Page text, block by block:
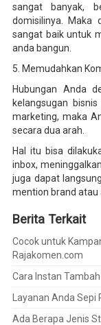
sangat banyak,
domisilinya. Maka
sangat baik untuk
anda bangun.
5. Memudahkan
Hubungan Anda
kelangsugan
marketing, maka
secara dua arah.
Hal itu bisa
inbox,
juga dapat
mention brand atau
Berita Terkait
Cocok untuk
Rajakomen.com
Cara Instan
Layanan Anda
Ada Berapa Jenis